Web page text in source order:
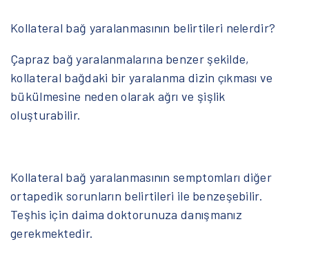
Kollateral bağ yaralanmasının belirtileri nelerdir?
Çapraz bağ yaralanmalarına benzer şekilde,
kollateral bağdaki bir yaralanma dizin çıkması ve
bükülmesine neden olarak ağrı ve şişlik
oluşturabilir.
Kollateral bağ yaralanmasının semptomları diğer
ortapedik sorunların belirtileri ile benzeşebilir.
Teşhis için daima doktorunuza danışmanız
gerekmektedir.